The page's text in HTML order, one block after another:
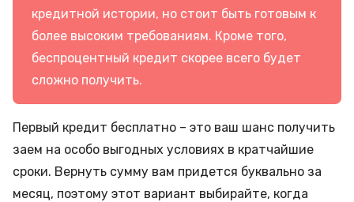
кредитной истории, но стоит быть готовым к
более высоким требованиям. Кроме того,
беспроцентный кредит скорее всего будет
сложно получить.
Первый кредит бесплатно – это ваш шанс получить
заем на особо выгодных условиях в кратчайшие
сроки. Вернуть сумму вам придется буквально за
месяц, поэтому этот вариант выбирайте, когда